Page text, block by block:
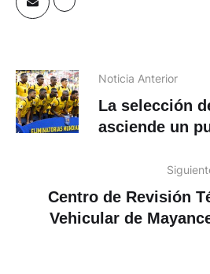
Noticia Anterior
La selección
asciende un
Centro de Revisión
Vehicular de